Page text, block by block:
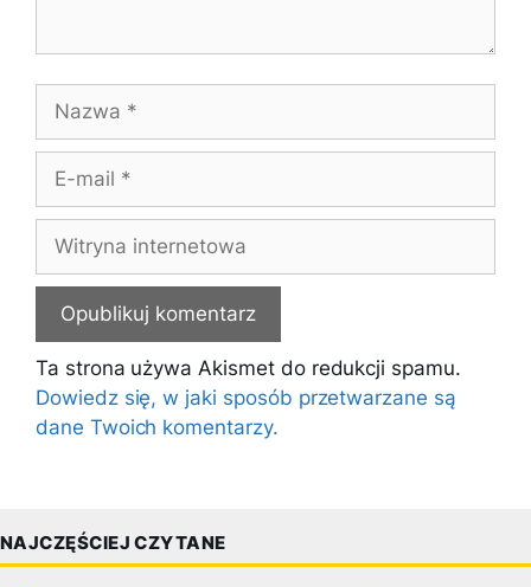
Nazwa
Witryna
internetowa
Ta strona używa Akismet do redukcji spamu.
Dowiedz się, w jaki sposób przetwarzane są
dane Twoich komentarzy.
NAJCZĘŚCIEJ CZYTANE